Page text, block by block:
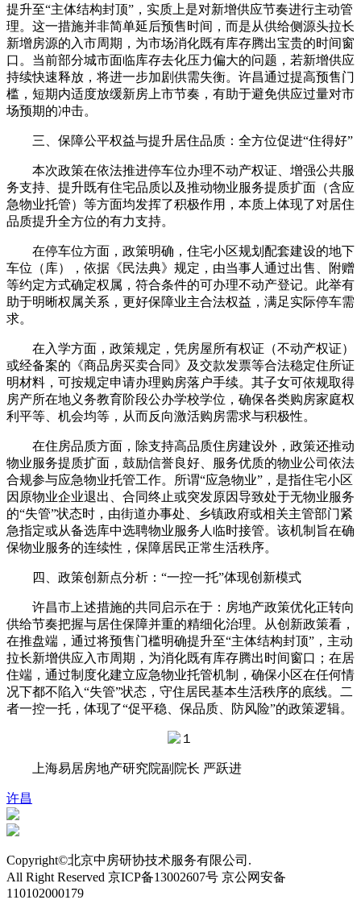
提升至“主体结构封顶”，实质上是对新增供应节奏进行主动管
理。这一措施并非简单延后预售时间，而是从供给侧源头拉长
新增房源的入市周期，为市场消化既有库存腾出宝贵的时间窗
口。当前部分城市面临库存去化压力偏大的问题，若新增供应
持续快速释放，将进一步加剧供需失衡。许昌通过提高预售门
槛，短期内适度放缓新房上市节奏，有助于避免供应过量对市
场预期的冲击。
三、保障公平权益与提升居住品质：全方位促进“住得好”
本次政策在依法推进停车位办理不动产权证、增强公共服
务支持、提升既有住宅品质以及推动物业服务提质扩面（含应
急物业托管）等方面均发挥了积极作用，本质上体现了对居住
品质提升全方位的有力支持。
在停车位方面，政策明确，住宅小区规划配套建设的地下
车位（库），依据《民法典》规定，由当事人通过出售、附赠
等约定方式确定权属，符合条件的可办理不动产登记。此举有
助于明晰权属关系，更好保障业主合法权益，满足实际停车需
求。
在入学方面，政策规定，凭房屋所有权证（不动产权证）
或经备案的《商品房买卖合同》及交款发票等合法稳定住所证
明材料，可按规定申请办理购房落户手续。其子女可依规取得
房产所在地义务教育阶段公办学校学位，确保各类购房家庭权
利平等、机会均等，从而反向激活购房需求与积极性。
在住房品质方面，除支持高品质住房建设外，政策还推动
物业服务提质扩面，鼓励信誉良好、服务优质的物业公司依法
合规参与应急物业托管工作。所谓“应急物业”，是指住宅小区
因原物业企业退出、合同终止或突发原因导致处于无物业服务
的“失管”状态时，由街道办事处、乡镇政府或相关主管部门紧
急指定或从备选库中选聘物业服务人临时接管。该机制旨在确
保物业服务的连续性，保障居民正常生活秩序。
四、政策创新点分析：“一控一托”体现创新模式
许昌市上述措施的共同启示在于：房地产政策优化正转向
供给节奏把握与居住保障并重的精细化治理。从创新政策看，
在推盘端，通过将预售门槛明确提升至“主体结构封顶”，主动
拉长新增供应入市周期，为消化既有库存腾出时间窗口；在居
住端，通过制度化建立应急物业托管机制，确保小区在任何情
况下都不陷入“失管”状态，守住居民基本生活秩序的底线。二
者一控一托，体现了“促平稳、保品质、防风险”的政策逻辑。
上海易居房地产研究院副院长 严跃进
许昌
Copyright©北京中房研协技术服务有限公司.
All Right Reserved 京ICP备13002607号 京公网安备
110102000179